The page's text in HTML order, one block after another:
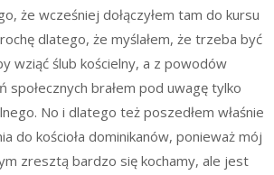
że wcześniej dołączyłem tam do kursu
dlatego, że myślałem, że trzeba być
wziąć ślub kościelny, a z powodów
społecznych brałem pod uwagę tylko
No i dlatego też poszedłem właśnie
do kościoła dominikanów, ponieważ mój
zresztą bardzo się kochamy, ale jest